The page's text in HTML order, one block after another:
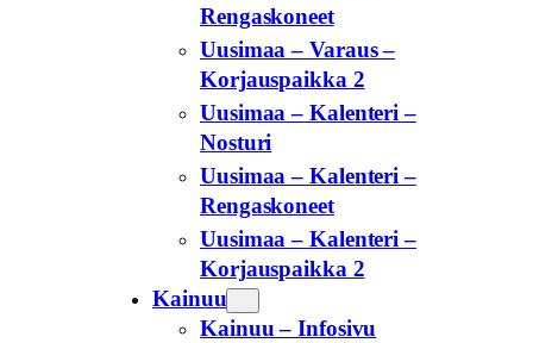
Rengaskoneet
Uusimaa – Varaus –
Korjauspaikka 2
Uusimaa – Kalenteri –
Nosturi
Uusimaa – Kalenteri –
Rengaskoneet
Uusimaa – Kalenteri –
Korjauspaikka 2
Kainuu
Kainuu – Infosivu